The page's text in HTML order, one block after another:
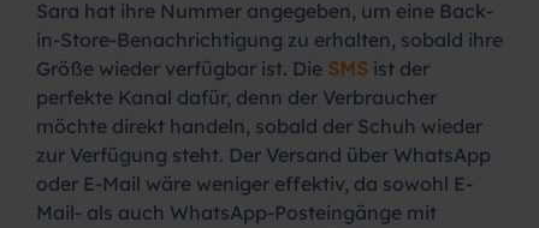
Sara hat ihre Nummer angegeben, um eine Back-
in-Store-Benachrichtigung zu erhalten, sobald ihre
Größe wieder verfügbar ist. Die SMS ist der
perfekte Kanal dafür, denn der Verbraucher
möchte direkt handeln, sobald der Schuh wieder
zur Verfügung steht. Der Versand über WhatsApp
oder E-Mail wäre weniger effektiv, da sowohl E-
Mail- als auch WhatsApp-Posteingänge mit